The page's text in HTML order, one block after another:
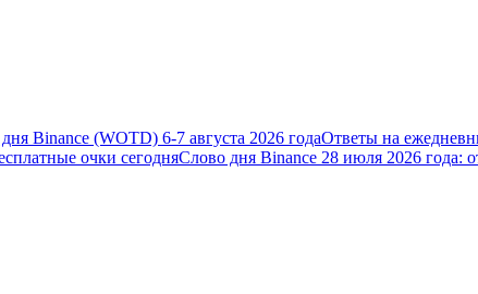
Binance (WOTD) 6-7 августа 2026 годаОтветы на
очки сегодняСлово дня Binance 28 июля 2026 года: